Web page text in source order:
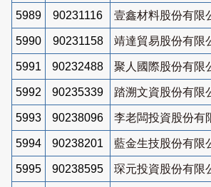
5989 90231116 壹鑫材料股份有限
5990 90231158 靖達貿易股份有限
5991 90232488 聚人國際股份有限
5992 90235339 踏溯文資股份有限
5993 90238096 李老闆投資股份有
5994 90238201 藍金生技股份有限
5995 90238595 琛元投資股份有限